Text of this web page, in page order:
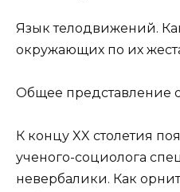
Язык телодвижений.
окружающих по их
Общее представление
К концу XX столетия
ученого-социолога
невербалики. Как